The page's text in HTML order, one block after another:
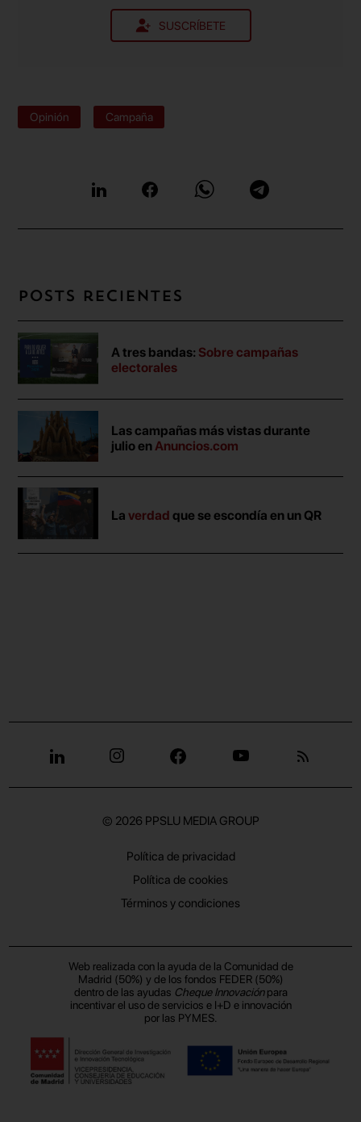
SUSCRÍBETE
Opinión Campaña
Posts recientes
A tres bandas: Sobre campañas
electorales
Las campañas más vistas durante
julio en Anuncios.com
Laverdad que se escondía en un QR
© 2026 PPSLU MEDIA GROUP
Política de privacidad
Política de cookies
Términos y condiciones
Web realizada con la ayuda de la Comunidad de
Madrid (50%) y de los fondos FEDER (50%)
dentro de las ayudas Cheque Innovaciónpara
incentivar el uso de servicios e I+D e innovación
por las PYMES.